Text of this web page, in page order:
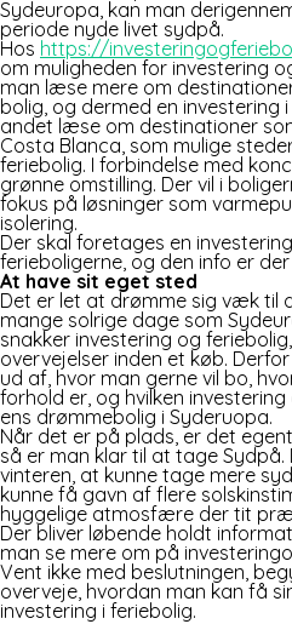
Sydeuropa, kan man
periode nyde livet sydpå.
Hos https://
om muligheden for investering
man læse mere om
bolig, og dermed en investering
andet læse om destinationer
Costa Blanca, som mulige
feriebolig. I forbindelse med
grønne omstilling. Der vil i
fokus på løsninger som
isolering.
Der skal foretages en
ferieboligerne, og den info er
At have sit eget sted
Det er let at drømme sig væk til
mange solrige dage som
snakker investering og
overvejelser inden et køb.
ud af, hvor man gerne vil bo,
forhold er, og hvilken
ens drømmebolig i Syderuopa.
Når det er på plads, er det
så er man klar til at tage
vinteren, at kunne tage mere
kunne få gavn af flere
hyggelige atmosfære der tit
Der bliver løbende holdt
man se mere om på
Vent ikke med beslutningen,
overveje, hvordan man kan få
investering i feriebolig.